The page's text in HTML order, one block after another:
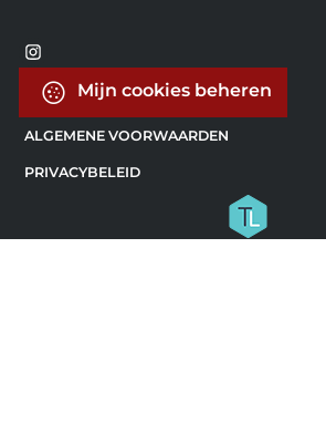
Mijn cookies beheren
ALGEMENE VOORWAARDEN
PRIVACYBELEID